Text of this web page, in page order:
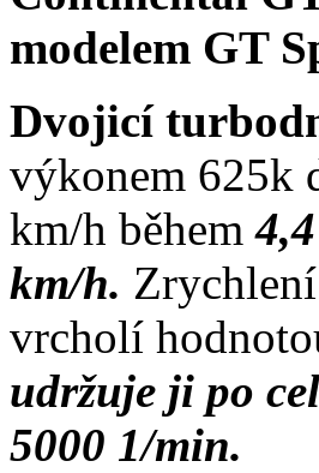
modelem GT
Dvojicí
výkonem 625k
km/h během
km/h.
vrcholí
udržuje ji po
5000 1/min.